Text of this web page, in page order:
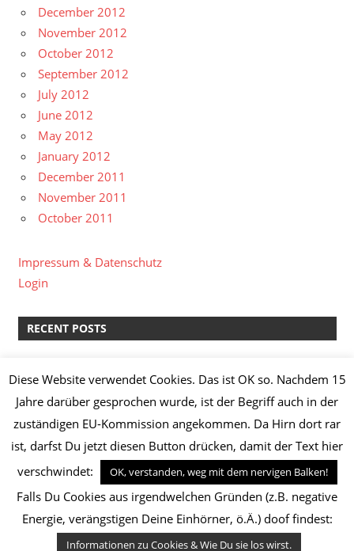
December 2012
November 2012
October 2012
September 2012
July 2012
June 2012
May 2012
January 2012
December 2011
November 2011
October 2011
Impressum & Datenschutz
Login
RECENT POSTS
Lachs-Spinat-Lasagne & Manz Weißburgunder “Löss”
2014
Knoblauch-Hähnchenbrust mit Broccoli,
Champignons, Frühkartoffeln und Kräuterquark
Safranhähnchen mit Basmatireis
Maronen-Papaya-Suppe mit Zitronengambas
WordPress Theme: zeeDynamic by ThemeZee.
Diese Website verwendet Cookies. Das ist OK so. Nachdem 15
Jahre darüber gesprochen wurde, ist der Begriff auch in der
zuständigen EU-Kommission angekommen. Da Hirn dort rar
ist, darfst Du jetzt diesen Button drücken, damit der Text hier
verschwindet:
OK, verstanden, weg mit dem nervigen Balken!
Falls Du Cookies aus irgendwelchen Gründen (z.B. negative
Energie, verängstigen Deine Einhörner, ö.Ä.) doof findest:
Informationen zu Cookies & Wie Du sie los wirst.